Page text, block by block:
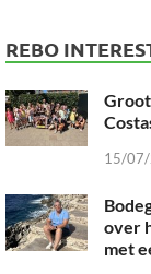
REBO
15/
over
met